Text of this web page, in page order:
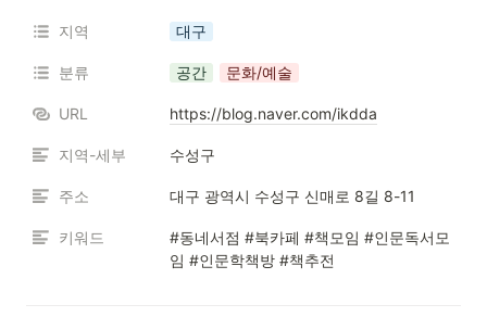
지역 대구
분류 공간 문화/예술
URL https://blog.naver.com/ikdda
지역-세부 수성구
주소 대구 광역시 수성구 신매로 8길 8-11
키워드
#동네서점 #북카페 #책모임 #인문독서모
임 #인문학책방 #책추전